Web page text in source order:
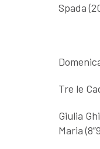
Spada
Tre le
Giulia
Maria